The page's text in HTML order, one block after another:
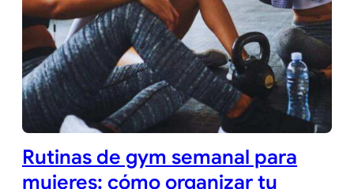
Rutinas de gym semanal para
mujeres: cómo organizar tu